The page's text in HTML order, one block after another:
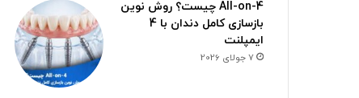
All-on-4 چیست؟ روش نوین
بازسازی کامل دندان با 4
ایمپلنت
7 جولای 2026